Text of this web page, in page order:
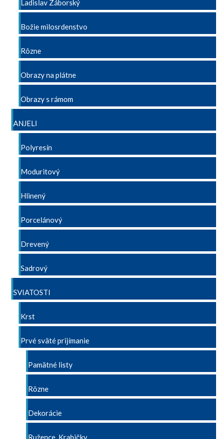
Ladislav Záborský
Božie milosrdenstvo
Rôzne
Obrazy na plátne
Obrazy s rámom
ANJELI
Polyresín
Moduritový
Hlinený
Porcelánový
Drevený
Sadrový
SVIATOSTI
Krst
Prvé sväté prijímanie
Pamätné listy
Rôzne
Dekorácie
Ružence, Krabičky